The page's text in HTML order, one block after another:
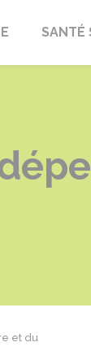
SANTÉ
et du